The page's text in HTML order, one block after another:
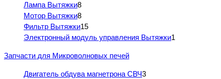
Лампа Вытяжки8
Мотор Вытяжки8
Фильтр Вытяжки15
Электронный модуль управления Вытяжки1
Запчасти для Микроволновых печей
Двигатель обдува магнетрона СВЧ3